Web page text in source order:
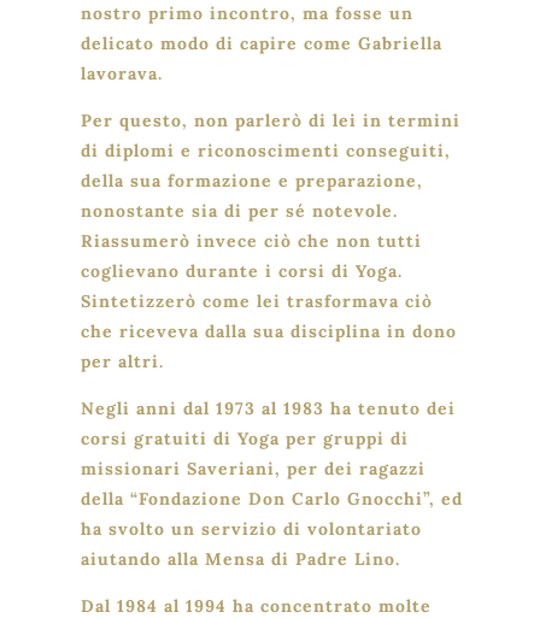
nostro primo incontro, ma fosse un
delicato modo di capire come Gabriella
lavorava.
Per questo, non parlerò di lei in termini
di diplomi e riconoscimenti conseguiti,
della sua formazione e preparazione,
nonostante sia di per sé notevole.
Riassumerò invece ciò che non tutti
coglievano durante i corsi di Yoga.
Sintetizzerò come lei trasformava ciò
che riceveva dalla sua disciplina in dono
per altri.
Negli anni dal 1973 al 1983 ha tenuto dei
corsi gratuiti di Yoga per gruppi di
missionari Saveriani, per dei ragazzi
della “Fondazione Don Carlo Gnocchi”, ed
ha svolto un servizio di volontariato
aiutando alla Mensa di Padre Lino.
Dal 1984 al 1994 ha concentrato molte